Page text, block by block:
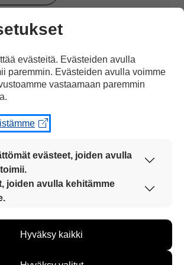
artikkeliin
Johonen
klo 10:36
evästeitä. Evästeiden avulla
paremmin. Evästeiden avulla voimme
vastaamaan paremmin
evästeet, joiden avulla
ovat aina käytössä, jotta
käyttää sujuvasti ja turvallisesti.
joiden avulla kehitämme
vastaamaan paremmin
ja siitä, mitä sivuja käytetään ja
Hyväksy kaikki